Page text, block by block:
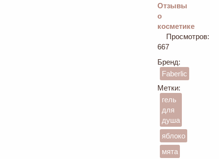
Отзывы
о
косметике
Просмотров:
667
Бренд:
Faberlic
Метки:
гель
для
душа
яблоко
мята